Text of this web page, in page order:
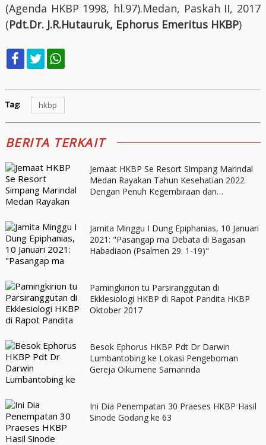
(Agenda HKBP 1998, hl.97).Medan, Paskah II, 2017
(Pdt.Dr. J.R.Hutauruk, Ephorus Emeritus HKBP)
Tag: hkbp
BERITA TERKAIT
Jemaat HKBP Se Resort Simpang Marindal
Medan Rayakan Tahun Kesehatian 2022
Dengan Penuh Kegembiraan dan
Jamita Minggu I Dung Epiphanias, 10 Januari
2021: "Pasangap ma Debata di Bagasan
Habadiaon (Psalmen 29: 1-19)"
Pamingkirion tu Parsiranggutan di
Ekklesiologi HKBP di Rapot Pandita HKBP
Oktober 2017
Besok Ephorus HKBP Pdt Dr Darwin
Lumbantobing ke Lokasi Pengeboman
Gereja Oikumene Samarinda
Ini Dia Penempatan 30 Praeses HKBP Hasil
Sinode Godang ke 63